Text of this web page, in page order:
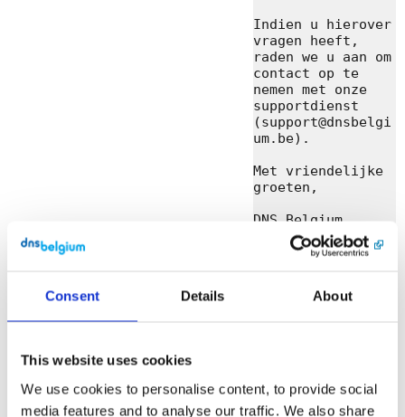
Consent Details About
This website uses cookies
We use cookies to personalise content, to provide social
media features and to analyse our traffic. We also share
Indien u hierover
vragen heeft,
raden we u aan om
contact op te
nemen met onze
supportdienst
(support@dnsbelgi
um.be).
Met vriendelijke
groeten,
DNS Belgium
DNS Belgium
bus 01.01 • 3000
English[Link]